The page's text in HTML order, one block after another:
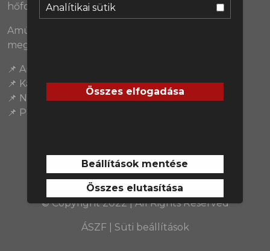
Analítikai sütik
Összes elfogadása
Beállítások mentése
Összes elutasítása
hőfokra kell hevülnie neki is. 😁
Amúgy hiányoztatok, puszi mindenkinek,
megjöttünk, nekimegyünk! 💪❤️
📌 André Onana
📌 Kai Havertz
📌 Nicolas Jackson
📌 Pau Torres
© Copyright 2022 | All Rights Reserved
ÁSZF| Süti beállítások